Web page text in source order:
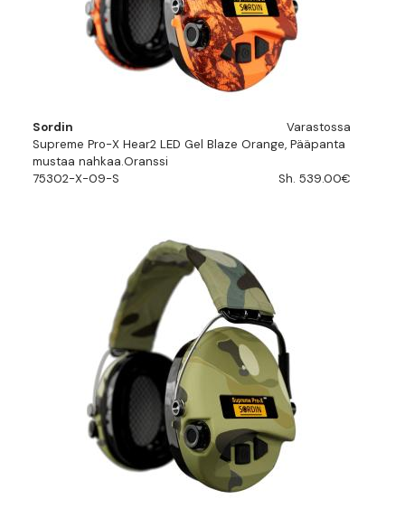
Sordin
Varastossa
Supreme Pro-X Hear2 LED Gel Blaze Orange, Pääpanta
mustaa nahkaa.Oranssi
75302-X-09-S
Sh. 539.00€